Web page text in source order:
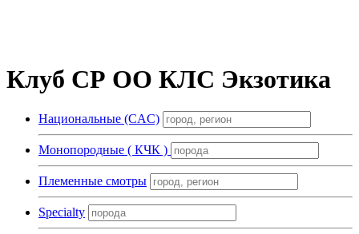
Клуб СР ОО КЛС Экзотика
Национальные (CAC)
Монопородные ( КЧК )
Племенные смотры
Specialty